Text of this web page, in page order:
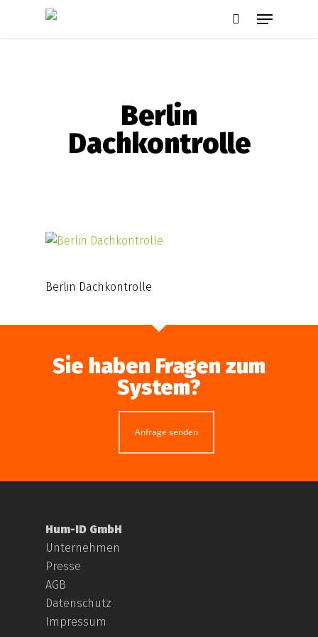
Menu
Berlin
Dachkontrolle
Berlin Dachkontrolle
Sie haben Fragen zum
System?
Anfrage senden
Hum-ID GmbH
Unternehmen
Presse
AGB
Datenschutz
Impressum